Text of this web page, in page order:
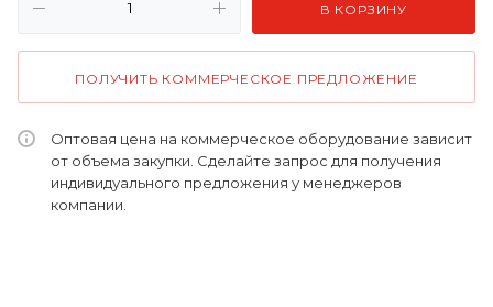
В КОРЗИНУ
ПОЛУЧИТЬ КОММЕРЧЕСКОЕ ПРЕДЛОЖЕНИЕ
Оптовая цена на коммерческое оборудование зависит
от объема закупки. Сделайте запрос для получения
индивидуального предложения у менеджеров
компании.